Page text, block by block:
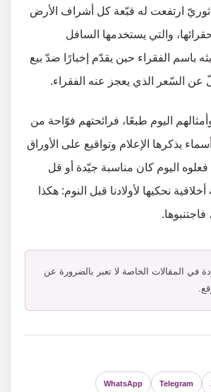
ارتفعت له قبّعة كل أشراف الأرض
والتي يستخدمها السافل
باسم الفقراء حين يقدّم إخبارًا ضدّ بيع
عن السّعر الذي يعجز عنه الفقراء.
اليوم طبعًا، فرائحتهم فوّاحة من
يذكرها الإعلام وتواقيع على الأوراق
فعلوه اليوم كان مناسبة جيّدة أو قل
نحكيها لأولادنا قبل النوم: هكذا
في المقالات الخاصة لا تعبر بالضرورة عن
Telegram
WhatsApp